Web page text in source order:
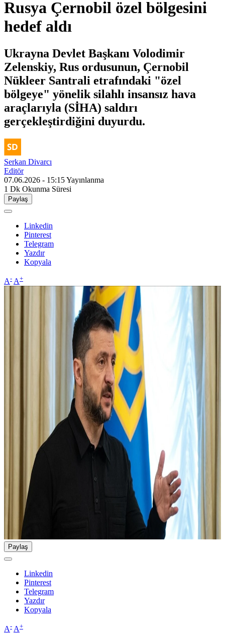
Rusya Çernobil özel bölgesini
hedef aldı
Ukrayna Devlet Başkanı Volodimir
Zelenskiy, Rus ordusunun, Çernobil
Nükleer Santrali etrafındaki "özel
bölgeye" yönelik silahlı insansız hava
araçlarıyla (SİHA) saldırı
gerçekleştirdiğini duyurdu.
Serkan Divarcı
Editör
07.06.2026 - 15:15Yayınlanma
1 Dk Okunma Süresi
Paylaş
Linkedin
Pinterest
Telegram
Yazdır
Kopyala
A- A+
Paylaş
Linkedin
Pinterest
Telegram
Yazdır
Kopyala
A- A+